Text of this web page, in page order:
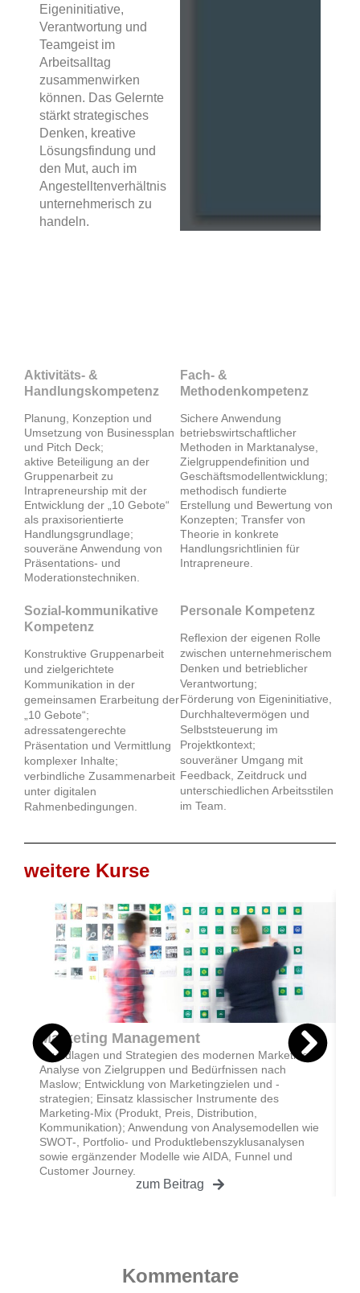
Eigeninitiative,
Verantwortung und
Teamgeist im
Arbeitsalltag
zusammenwirken
können. Das Gelernte
stärkt strategisches
Denken, kreative
Lösungsfindung und
den Mut, auch im
Angestelltenverhältnis
unternehmerisch zu
handeln.
Aktivitäts- &
Handlungskompetenz
Planung, Konzeption und
Umsetzung von Businessplan
und Pitch Deck;
aktive Beteiligung an der
Gruppenarbeit zu
Intrapreneurship mit der
Entwicklung der „10 Gebote“
als praxisorientierte
Handlungsgrundlage;
souveräne Anwendung von
Präsentations- und
Moderationstechniken.
Fach- &
Methodenkompetenz
Sichere Anwendung
betriebswirtschaftlicher
Methoden in Marktanalyse,
Zielgruppendefinition und
Geschäftsmodellentwicklung;
methodisch fundierte
Erstellung und Bewertung von
Konzepten; Transfer von
Theorie in konkrete
Handlungsrichtlinien für
Intrapreneure.
Sozial-kommunikative
Kompetenz
Konstruktive Gruppenarbeit
und zielgerichtete
Kommunikation in der
gemeinsamen Erarbeitung der
„10 Gebote“;
adressatengerechte
Präsentation und Vermittlung
komplexer Inhalte;
verbindliche Zusammenarbeit
unter digitalen
Rahmenbedingungen.
Personale Kompetenz
Reflexion der eigenen Rolle
zwischen unternehmerischem
Denken und betrieblicher
Verantwortung;
Förderung von Eigeninitiative,
Durchhaltevermögen und
Selbststeuerung im
Projektkontext;
souveräner Umgang mit
Feedback, Zeitdruck und
unterschiedlichen Arbeitsstilen
im Team.
weitere Kurse
4.Semester
Marketing Management
Grundlagen und Strategien des modernen Marketings;
Analyse von Zielgruppen und Bedürfnissen nach
Maslow; Entwicklung von Marketingzielen und -
strategien; Einsatz klassischer Instrumente des
Marketing-Mix (Produkt, Preis, Distribution,
Kommunikation); Anwendung von Analysemodellen wie
SWOT-, Portfolio- und Produktlebenszyklusanalysen
sowie ergänzender Modelle wie AIDA, Funnel und
Customer Journey.
zum Beitrag
Kommentare